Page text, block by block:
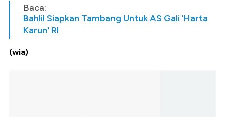
Baca:
Bahlil Siapkan Tambang Untuk AS Gali 'Harta
Karun' RI
(wia)